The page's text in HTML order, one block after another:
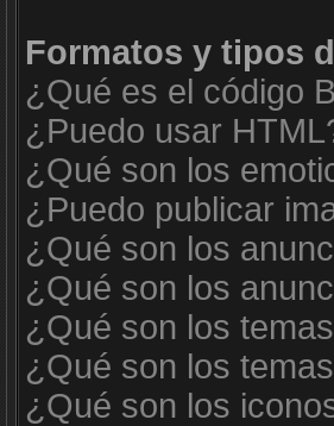
Formatos y tipos
¿Qué es el código
¿Puedo usar
¿Qué son los
¿Puedo publicar
¿Qué son los
¿Qué son los
¿Qué son los
¿Qué son los
¿Qué son los